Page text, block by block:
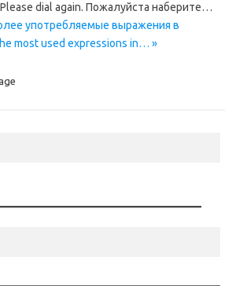
dial again. Пожалуйста наберите…
употребляемые выражения в
most used expressions in… »